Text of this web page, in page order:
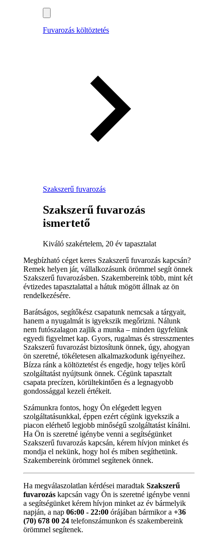
Fuvarozás költöztetés
Szakszerű fuvarozás
Szakszerű fuvarozás
ismertető
Kiváló szakértelem, 20 év tapasztalat
Megbízható céget keres Szakszerű fuvarozás kapcsán?
Remek helyen jár, vállalkozásunk örömmel segít önnek
Szakszerű fuvarozásben. Szakembereink több, mint két
évtizedes tapasztalattal a hátuk mögött állnak az ön
rendelkezésére.
Barátságos, segítőkész csapatunk nemcsak a tárgyait,
hanem a nyugalmát is igyekszik megőrizni. Nálunk
nem futószalagon zajlik a munka – minden ügyfelünk
egyedi figyelmet kap. Gyors, rugalmas és stresszmentes
Szakszerű fuvarozást biztosítunk önnek, úgy, ahogyan
ön szeretné, tökéletesen alkalmazkodunk igényeihez.
Bízza ránk a költöztetést és engedje, hogy teljes körű
szolgáltatást nyújtsunk önnek. Cégünk tapasztalt
csapata precízen, körültekintően és a legnagyobb
gondossággal kezeli értékeit.
Számunkra fontos, hogy Ön elégedett legyen
szolgáltatásunkkal, éppen ezért cégünk igyekszik a
piacon elérhető legjobb minőségű szolgáltatást kínálni.
Ha Ön is szeretné igénybe venni a segítségünket
Szakszerű fuvarozás kapcsán, kérem hívjon minket és
mondja el nekünk, hogy hol és miben segíthetünk.
Szakembereink örömmel segítenek önnek.
Ha megválaszolatlan kérdései maradtak Szakszerű
fuvarozás kapcsán vagy Ön is szeretné igénybe venni
a segítségünket kérem hívjon minket az év bármelyik
napján, a nap 06:00 - 22:00 órájában bármikor a +36
(70) 678 00 24 telefonszámunkon és szakembereink
örömmel segítenek.